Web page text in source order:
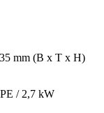
mm (B x T x H)
/ 2,7 kW